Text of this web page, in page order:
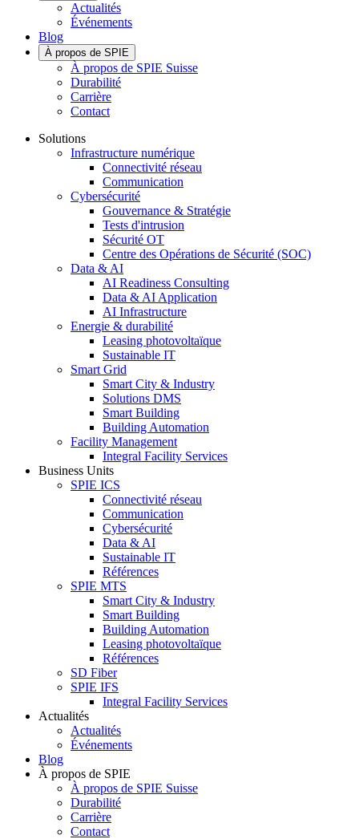
Actualités
Événements
Blog
À propos de SPIE
À propos de SPIE Suisse
Durabilité
Carrière
Contact
Solutions
Infrastructure numérique
Connectivité réseau
Communication
Cybersécurité
Gouvernance & Stratégie
Tests d'intrusion
Sécurité OT
Centre des Opérations de Sécurité (SOC)
Data & AI
AI Readiness Consulting
Data & AI Application
AI Infrastructure
Energie & durabilité
Leasing photovoltaïque
Sustainable IT
Smart Grid
Smart City & Industry
Solutions DMS
Smart Building
Building Automation
Facility Management
Integral Facility Services
Business Units
SPIE ICS
Connectivité réseau
Communication
Cybersécurité
Data & AI
Sustainable IT
Références
SPIE MTS
Smart City & Industry
Smart Building
Building Automation
Leasing photovoltaïque
Références
SD Fiber
SPIE IFS
Integral Facility Services
Actualités
Actualités
Événements
Blog
À propos de SPIE
À propos de SPIE Suisse
Durabilité
Carrière
Contact